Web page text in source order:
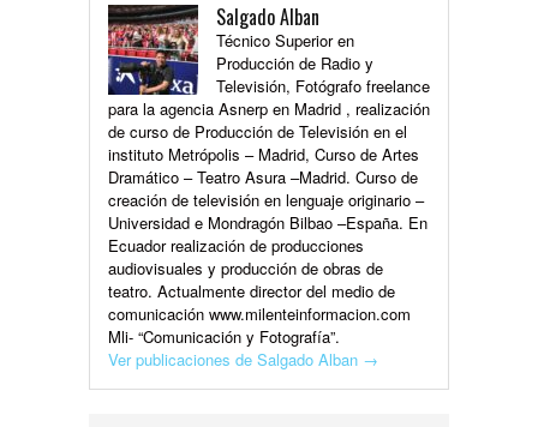
Salgado Alban
Técnico Superior en
Producción de Radio y
Televisión, Fotógrafo freelance
para la agencia Asnerp en Madrid , realización
de curso de Producción de Televisión en el
instituto Metrópolis – Madrid, Curso de Artes
Dramático – Teatro Asura –Madrid. Curso de
creación de televisión en lenguaje originario –
Universidad e Mondragón Bilbao –España. En
Ecuador realización de producciones
audiovisuales y producción de obras de
teatro. Actualmente director del medio de
comunicación www.milenteinformacion.com
Mli- “Comunicación y Fotografía”.
Ver publicaciones de Salgado Alban →